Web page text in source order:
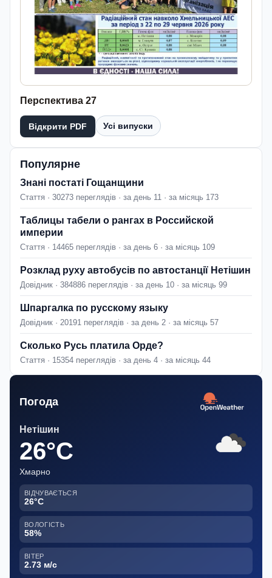
Перспектива 27
Відкрити PDF Усі випуски
Популярне
Знані постаті Гощанщини
Стаття · 30273 переглядів · за день 11 · за місяць 173
Таблицы табели о рангах в Российской
империи
Стаття · 14465 переглядів · за день 6 · за місяць 109
Розклад руху автобусів по автостанції Нетішин
Довідник · 384886 переглядів · за день 10 · за місяць 99
Шпаргалка по русскому языку
Довідник · 20191 переглядів · за день 2 · за місяць 57
Сколько Русь платила Орде?
Стаття · 15354 переглядів · за день 4 · за місяць 44
Погода
Нетішин
26°C
Хмарно
ВІДЧУВАЄТЬСЯ
26°C
ВОЛОГІСТЬ
58%
ВІТЕР
2.73 м/с